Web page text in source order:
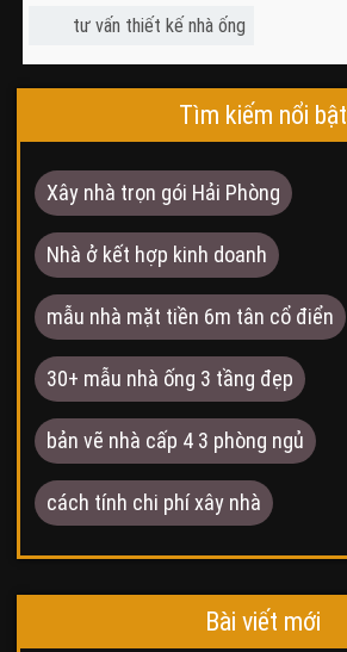
tư vấn thiết kế nhà ống
Tìm kiếm nổi bật
Xây nhà trọn gói Hải Phòng
Nhà ở kết hợp kinh doanh
mẫu nhà mặt tiền 6m tân cổ điển
30+ mẫu nhà ống 3 tầng đẹp
bản vẽ nhà cấp 4 3 phòng ngủ
cách tính chi phí xây nhà
Bài viết mới